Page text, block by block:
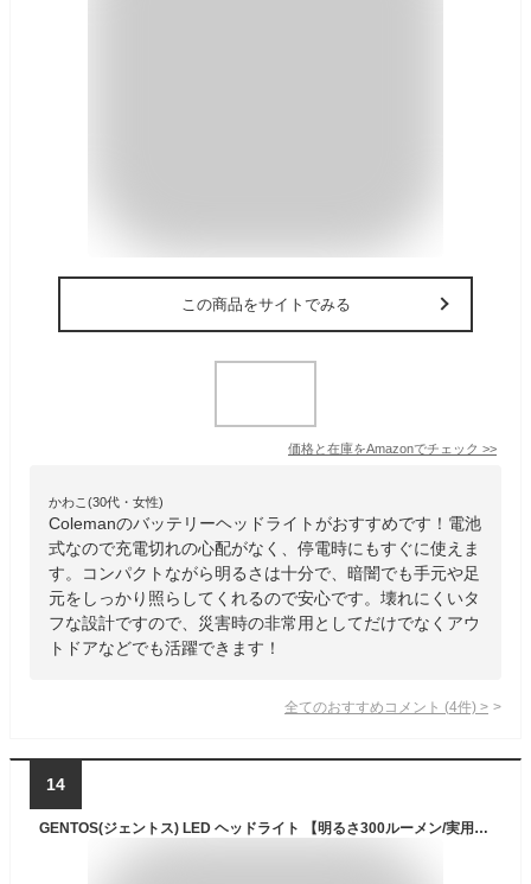
この商品をサイトでみる
価格と在庫をAmazonでチェック >>
かわこ(30代・女性)
Colemanのバッテリーヘッドライトがおすすめです！電池
式なので充電切れの心配がなく、停電時にもすぐに使えま
す。コンパクトながら明るさは十分で、暗闇でも手元や足
元をしっかり照らしてくれるので安心です。壊れにくいタ
フな設計ですので、災害時の非常用としてだけでなくアウ
トドアなどでも活躍できます！
全てのおすすめコメント (4件) >
14
GENTOS(ジェントス) LED ヘッドライト 【明るさ300ルーメン/実用点灯6時間/耐塵/防滴】 単4形電池3本または専用充電池(別売り)使用 ダブルスター WS-743HD